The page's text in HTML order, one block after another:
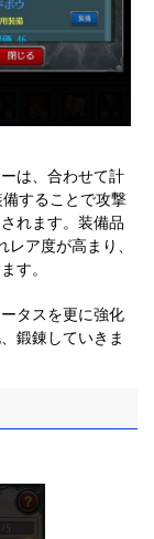
は、合わせて計
することで攻撃
れます。装備品
ア度が高まり、
す。
タスを更に強化
鍛錬していきま